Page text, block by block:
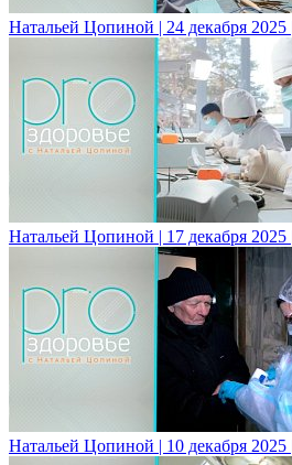
Натальей Цопиной | 24 декабря
Натальей Цопиной | 17 декабря
Натальей Цопиной | 10 декабря